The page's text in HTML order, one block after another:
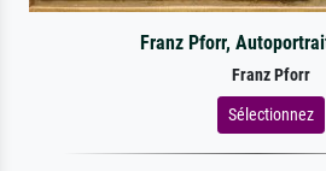
Franz Pforr,
Franz Pforr
Sélectionnez